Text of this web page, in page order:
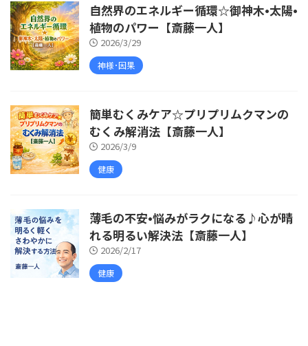
自然界のエネルギー循環☆御神木•太陽•
植物のパワー【斎藤一人】
2026/3/29
神様･因果
簡単むくみケア☆プリプリムクマンの
むくみ解消法【斎藤一人】
2026/3/9
健康
薄毛の不安•悩みがラクになる♪心が晴
れる明るい解決法【斎藤一人】
2026/2/17
健康